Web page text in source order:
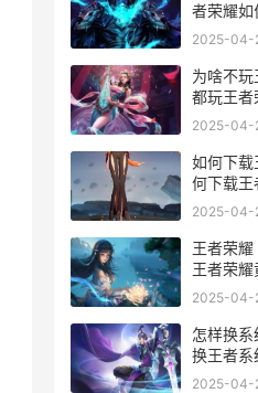
者荣耀如
2025-04-
为啥不玩
都玩王者
盟
2025-04-
如何下载
何下载王
2025-04-
王者荣
王者荣
2025-04-
怎样换
换王者系
2025-04-